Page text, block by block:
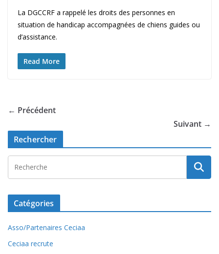
La DGCCRF a rappelé les droits des personnes en
situation de handicap accompagnées de chiens guides ou
d’assistance.
Read More
← Précédent
Suivant →
Rechercher
Catégories
Asso/Partenaires Ceciaa
Ceciaa recrute